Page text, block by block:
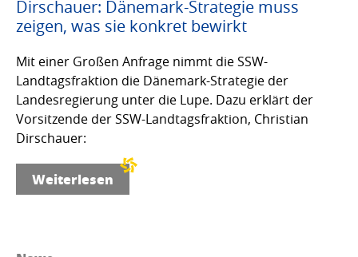
Dirschauer: Dänemark-Strategie muss
zeigen, was sie konkret bewirkt
Mit einer Großen Anfrage nimmt die SSW-
Landtagsfraktion die Dänemark-Strategie der
Landesregierung unter die Lupe. Dazu erklärt der
Vorsitzende der SSW-Landtagsfraktion, Christian
Dirschauer:
Weiterlesen